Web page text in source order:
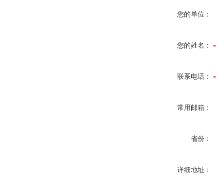
您的单位：
您的姓名：
联系电话：
常用邮箱：
省份：
详细地址：